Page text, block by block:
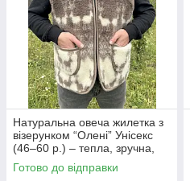
Натуральна овеча жилетка з
візерунком “Олені” Унісекс
(46–60 р.) – тепла, зручна,
екологічна, для дому та
прогулянок
Готово до відправки